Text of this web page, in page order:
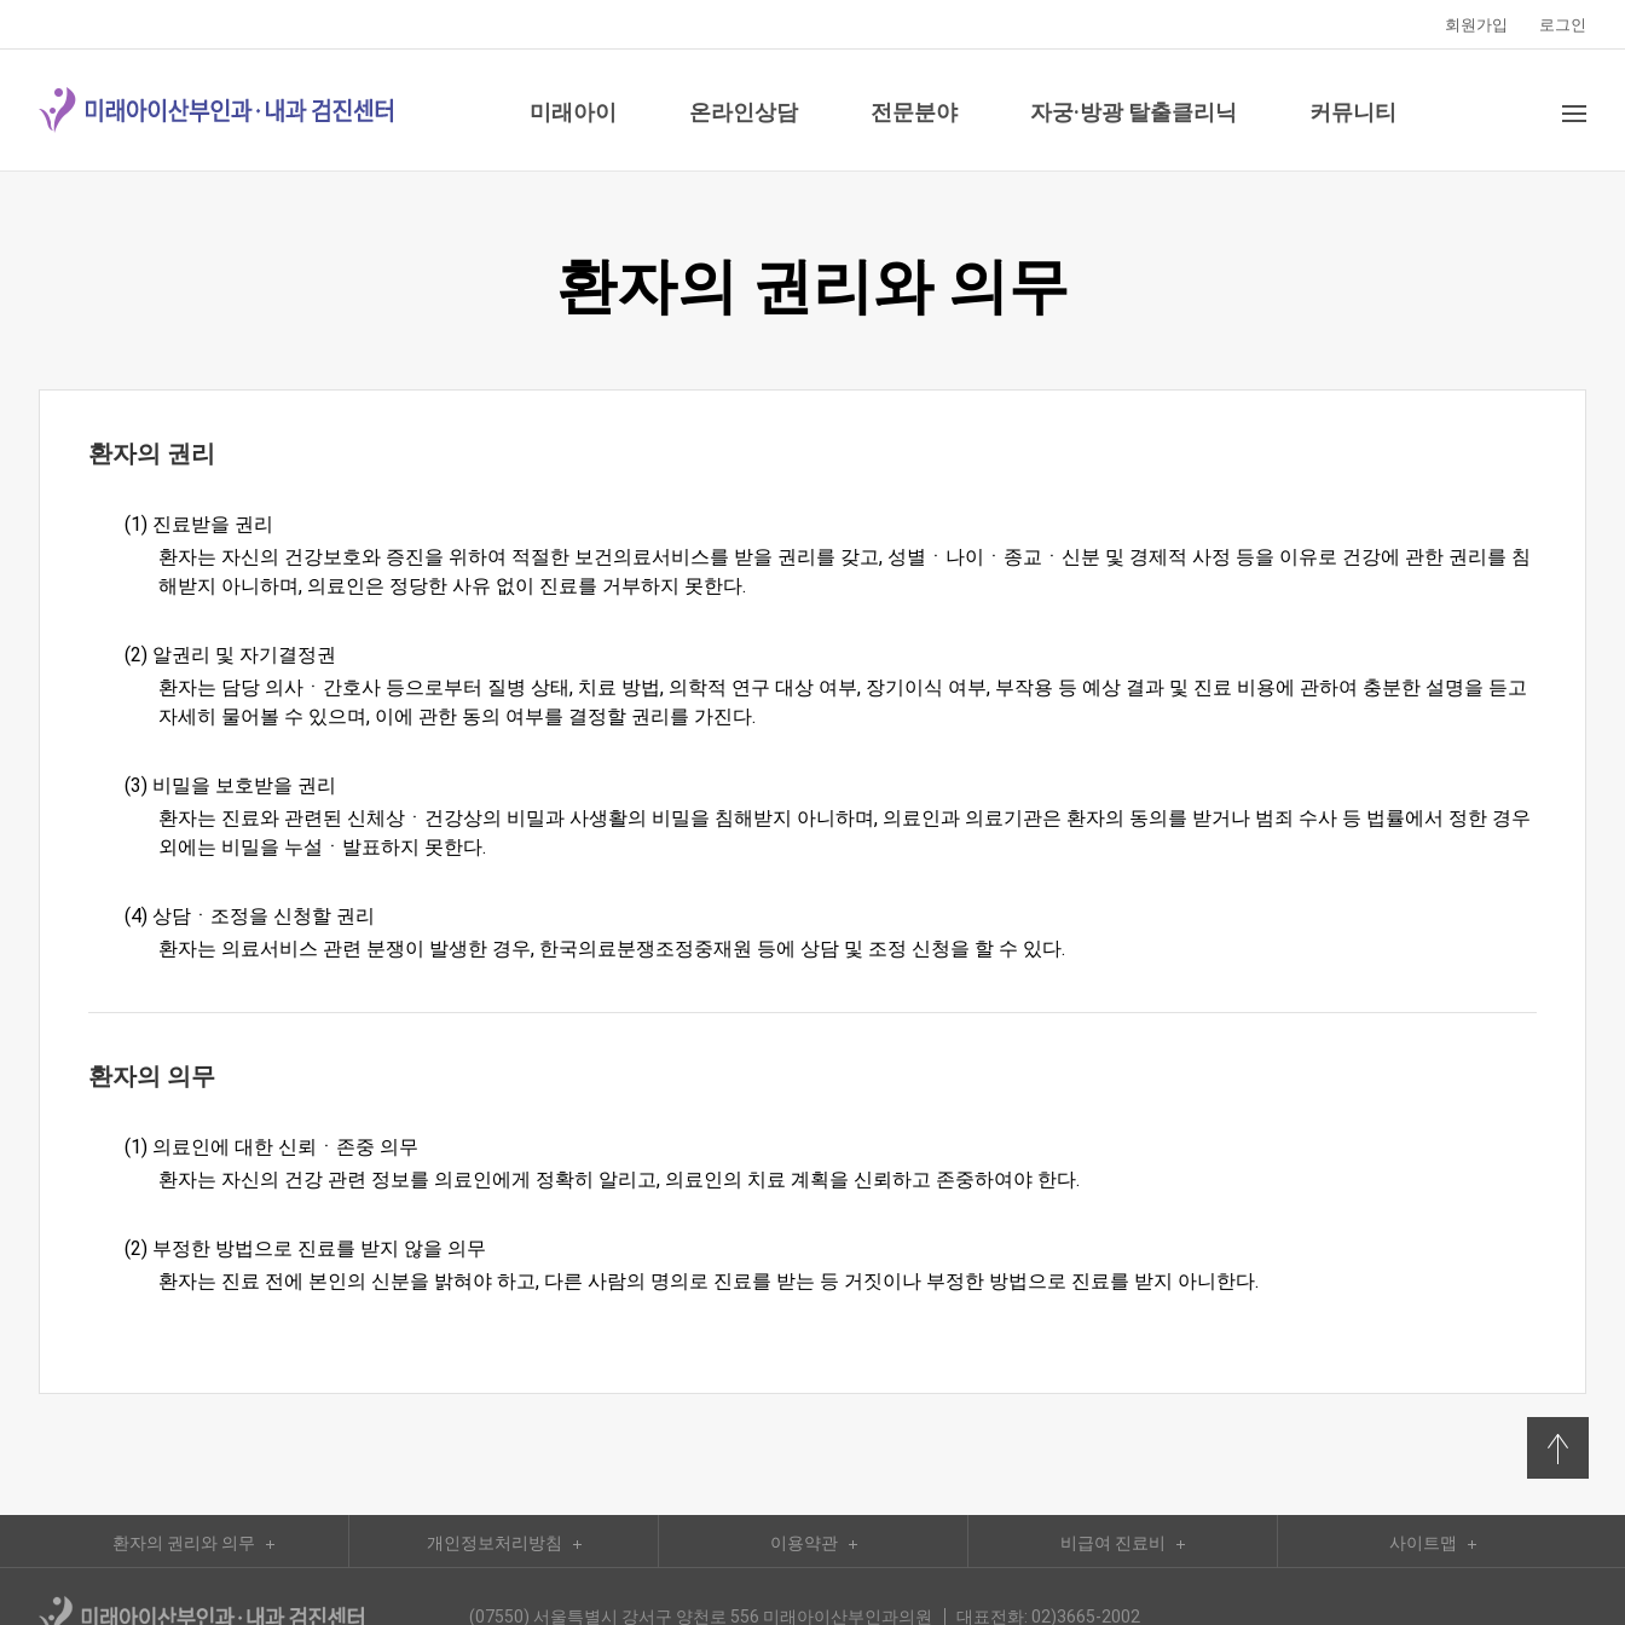
회원가입 로그인
미래아이 온라인상담 전문분야 자궁·방광 탈출클리닉 커뮤니티
환자의 권리와 의무
환자의 권리
(1) 진료받을 권리
환자는 자신의 건강보호와 증진을 위하여 적절한 보건의료서비스를 받을 권리를 갖고, 성별ㆍ나이ㆍ종교ㆍ신분 및 경제적 사정 등을 이유로 건강에 관한 권리를 침
해받지 아니하며, 의료인은 정당한 사유 없이 진료를 거부하지 못한다.
(2) 알권리 및 자기결정권
환자는 담당 의사ㆍ간호사 등으로부터 질병 상태, 치료 방법, 의학적 연구 대상 여부, 장기이식 여부, 부작용 등 예상 결과 및 진료 비용에 관하여 충분한 설명을 듣고
자세히 물어볼 수 있으며, 이에 관한 동의 여부를 결정할 권리를 가진다.
(3) 비밀을 보호받을 권리
환자는 진료와 관련된 신체상ㆍ건강상의 비밀과 사생활의 비밀을 침해받지 아니하며, 의료인과 의료기관은 환자의 동의를 받거나 범죄 수사 등 법률에서 정한 경우
외에는 비밀을 누설ㆍ발표하지 못한다.
(4) 상담ㆍ조정을 신청할 권리
환자는 의료서비스 관련 분쟁이 발생한 경우, 한국의료분쟁조정중재원 등에 상담 및 조정 신청을 할 수 있다.
환자의 의무
(1) 의료인에 대한 신뢰ㆍ존중 의무
환자는 자신의 건강 관련 정보를 의료인에게 정확히 알리고, 의료인의 치료 계획을 신뢰하고 존중하여야 한다.
(2) 부정한 방법으로 진료를 받지 않을 의무
환자는 진료 전에 본인의 신분을 밝혀야 하고, 다른 사람의 명의로 진료를 받는 등 거짓이나 부정한 방법으로 진료를 받지 아니한다.
환자의 권리와 의무 개인정보처리방침 이용약관 비급여 진료비 사이트맵
(07550) 서울특별시 강서구 양천로 556 미래아이산부인과의원 대표전화: 02)3665-2002